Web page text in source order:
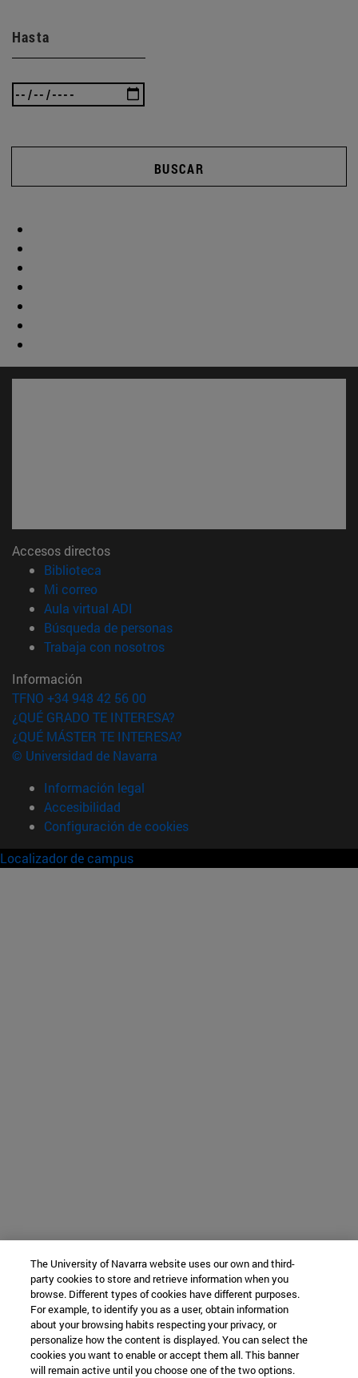
Hasta
BUSCAR
Accesos directos
Biblioteca
Mi correo(abre en nueva ventana)
Aula virtual ADI
Búsqueda de personas(abre en nueva ventana)
Trabaja con nosotros(abre en nueva ventana)
Información
TFNO +34 948 42 56 00
¿QUÉ GRADO TE INTERESA?
¿QUÉ MÁSTER TE INTERESA?
© Universidad de Navarra
Información legal
Accesibilidad
Configuración de cookies
Localizador de campus
The University of Navarra website uses our own and third-
party cookies to store and retrieve information when you
browse. Different types of cookies have different purposes.
For example, to identify you as a user, obtain information
about your browsing habits respecting your privacy, or
personalize how the content is displayed. You can select the
cookies you want to enable or accept them all. This banner
will remain active until you choose one of the two options.